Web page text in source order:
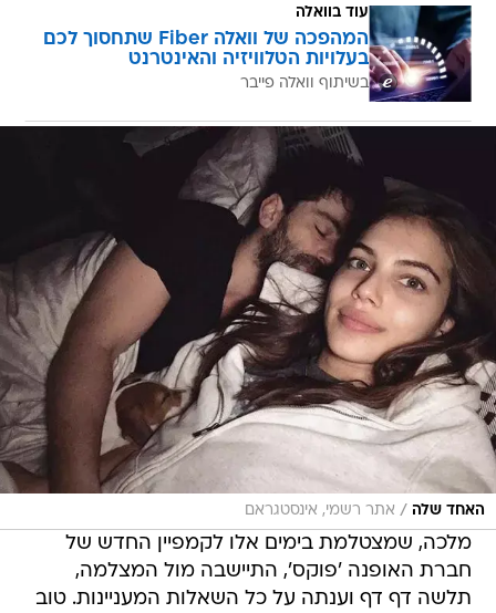
עוד בוואלה
המהפכה של וואלה Fiber שתחסוך לכם
בעלויות הטלוויזיה והאינטרנט
בשיתוף וואלה פייבר
האחד שלה / אתר רשמי, אינסטגראם
מלכה, שמצטלמת בימים אלו לקמפיין החדש של
חברת האופנה 'פוקס', התיישבה מול המצלמה,
תלשה דף דף וענתה על כל השאלות המעניינות. טוב